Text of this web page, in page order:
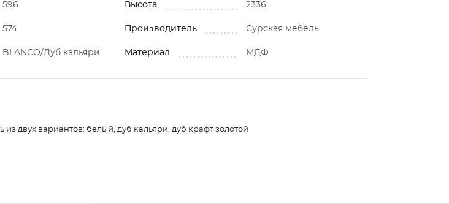
596 Высота 2336
574 Производитель Сурская мебель
BLANCO/Дуб кальяри Материал МДФ
двух вариантов: белый, дуб кальяри, дуб крафт золотой